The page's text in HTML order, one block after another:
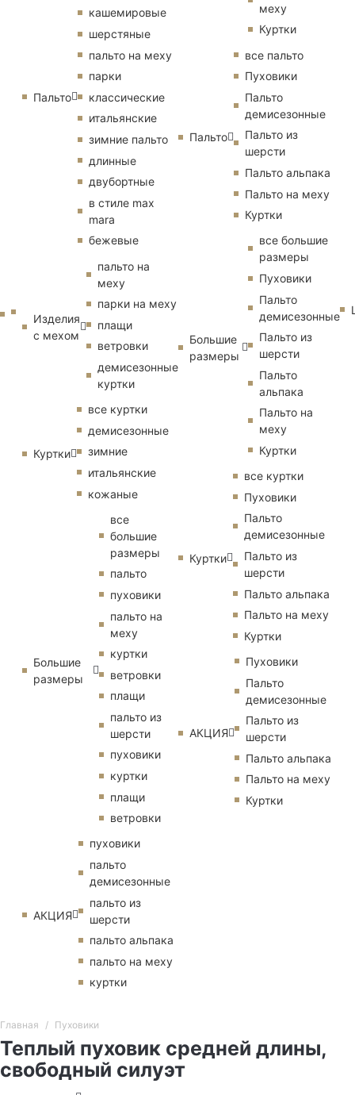
Пальто
кашемировые
шерстяные
пальто на меху
парки
классические
итальянские
зимние пальто
длинные
двубортные
в стиле max
mara
бежевые
Изделия
с мехом
пальто на
меху
парки на меху
плащи
ветровки
демисезонные
куртки
Куртки
все куртки
демисезонные
зимние
итальянские
кожаные
Большие
размеры
все
большие
размеры
пальто
пуховики
пальто на
меху
куртки
ветровки
плащи
пальто из
шерсти
пуховики
куртки
плащи
ветровки
АКЦИЯ
пуховики
пальто
демисезонные
пальто из
шерсти
пальто альпака
пальто на меху
куртки
меху
Куртки
Пальто
все пальто
Пуховики
Пальто
демисезонные
Пальто из
шерсти
Пальто альпака
Пальто на меху
Куртки
Большие
размеры
все большие
размеры
Пуховики
Пальто
демисезонные
Пальто из
шерсти
Пальто
альпака
Пальто на
меху
Куртки
Куртки
все куртки
Пуховики
Пальто
демисезонные
Пальто из
шерсти
Пальто альпака
Пальто на меху
Куртки
АКЦИЯ
Пуховики
Пальто
демисезонные
Пальто из
шерсти
Пальто альпака
Пальто на меху
Куртки
Главная Пуховики
Теплый пуховик средней длины,
свободный силуэт